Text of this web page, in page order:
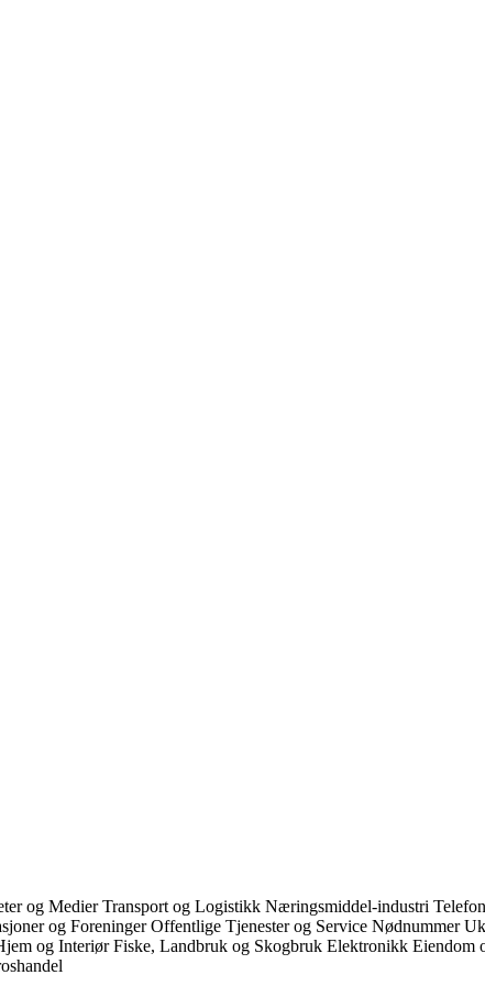
og MedierTransport og Logistikk Næringsmiddel-industri
og ForeningerOffentlige Tjenester og Service Nødnummer
og InteriørFiske, Landbruk og Skogbruk Elektronikk Eiendom